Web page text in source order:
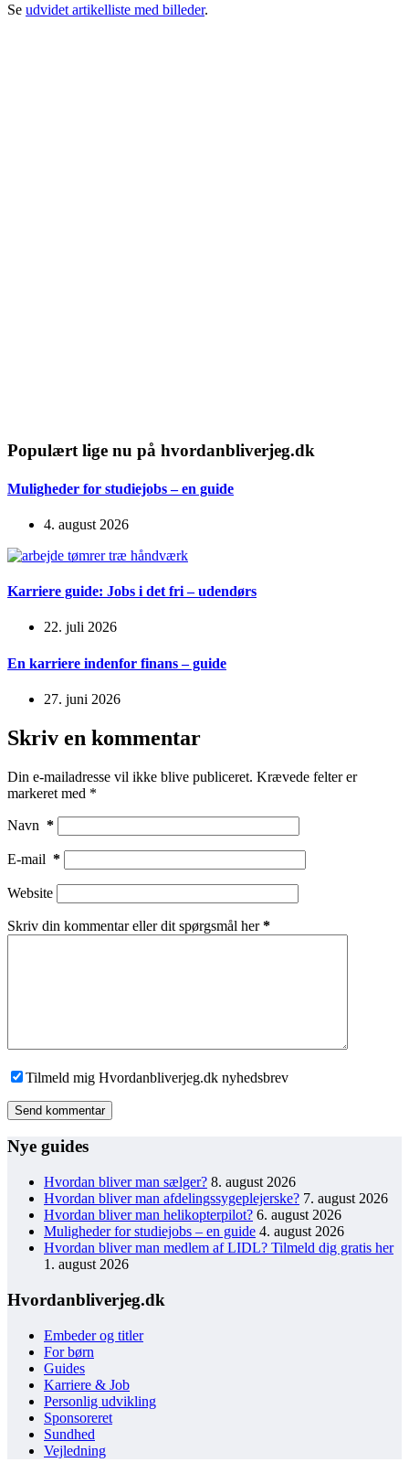
Se udvidet artikelliste med billeder.
Populært lige nu på hvordanbliverjeg.dk
Muligheder for studiejobs – en guide
4. august 2026
Karriere guide: Jobs i det fri – udendørs
22. juli 2026
En karriere indenfor finans – guide
27. juni 2026
Skriv en kommentar
Din e-mailadresse vil ikke blive publiceret. Krævede felter er
markeret med *
Navn *
E-mail *
Website
Skriv din kommentar eller dit spørgsmål her*
Tilmeld mig Hvordanbliverjeg.dk nyhedsbrev
Send kommentar
Nye guides
Hvordan bliver man sælger? 8. august 2026
Hvordan bliver man afdelingssygeplejerske? 7. august 2026
Hvordan bliver man helikopterpilot? 6. august 2026
Muligheder for studiejobs – en guide 4. august 2026
Hvordan bliver man medlem af LIDL? Tilmeld dig gratis her
1. august 2026
Hvordanbliverjeg.dk
Embeder og titler
For børn
Guides
Karriere & Job
Personlig udvikling
Sponsoreret
Sundhed
Vejledning